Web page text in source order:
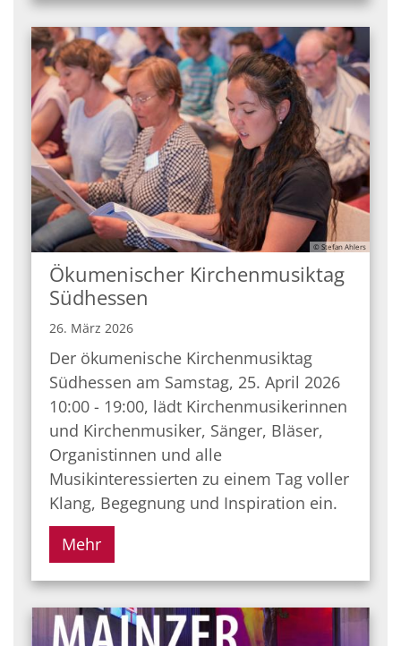
© Stefan Ahlers
Ökumenischer Kirchenmusiktag
Südhessen
26. März 2026
Der ökumenische Kirchenmusiktag
Südhessen am Samstag, 25. April 2026
10:00 - 19:00, lädt Kirchenmusikerinnen
und Kirchenmusiker, Sänger, Bläser,
Organistinnen und alle
Musikinteressierten zu einem Tag voller
Klang, Begegnung und Inspiration ein.
Mehr